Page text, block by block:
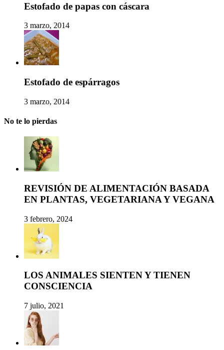
Estofado de papas con cáscara
3 marzo, 2014
Estofado de espárragos
3 marzo, 2014
No te lo pierdas
REVISIÓN DE ALIMENTACIÓN BASADA
EN PLANTAS, VEGETARIANA Y VEGANA
3 febrero, 2024
LOS ANIMALES SIENTEN Y TIENEN
CONSCIENCIA
7 julio, 2021